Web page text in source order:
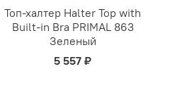
Топ-халтер Halter Top with
Built-in Bra PRIMAL 863
Зеленый
5 557 ₽